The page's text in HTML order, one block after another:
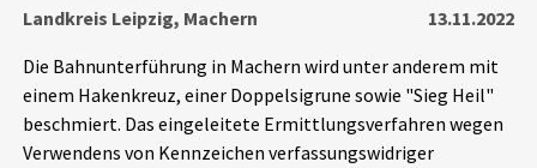
Leipziger Zustände
Landkreis Leipzig, Machern
13.11.2022
Die Bahnunterführung in Machern wird unter anderem mit
einem Hakenkreuz, einer Doppelsigrune sowie "Sieg Heil"
beschmiert. Das eingeleitete Ermittlungsverfahren wegen
Verwendens von Kennzeichen verfassungswidriger